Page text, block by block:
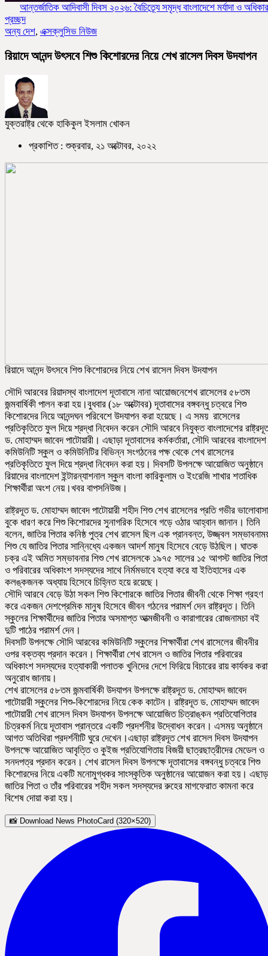
আদিবাসী দিবস ২০২৬: বৈচিত্র্যে সমৃদ্ধ বাংলাদেশে মর্যাদা ও অধিকার চাই
প্রচ্ছদ
অন্য দেশ, এক্সক্লুসিভ নিউজ
রিয়াদে আনন্দ উৎসবে শিশু কিশোরদের নিয়ে শেখ রাসেল দিবস উদযাপন
যুক্তরাষ্ট্র থেকে হাকিকুল ইসলাম খোকন
প্রকাশিত : শুক্রবার, ২১ অক্টোবর, ২০২২
রিয়াদে আনন্দ উৎসবে শিশু কিশোরদের নিয়ে শেখ রাসেল দিবস উদযাপন
সৌদি আরবের রিয়াদস্থ বাংলাদেশ দূতাবাসে নানা আয়োজনেশেখ রাসেলের ৫৮তম
জন্মবার্ষিকী পালন করা হয়।বুধবার (১৮ অক্টোবর) দূতাবাসের বঙ্গবন্ধু চত্বরে শিশু
কিশোরদের নিয়ে আনন্দঘন পরিবেশে উদযাপন করা হয়েছে। এ সময় রাসেলের
প্রতিকৃতিতে ফুল দিয়ে শ্রদ্ধা নিবেদন করেন সৌদি আরবে নিযুক্ত বাংলাদেশের
ড. মোহাম্মদ জাবেদ পাটোয়ারী। এছাড়া দূতাবাসের কর্মকর্তারা, সৌদি আরবের বাংলাদেশ
কমিউনিটি স্কুল ও কমিউনিটির বিভিন্ন সংগঠনের পক্ষ থেকে শেখ রাসেলের
প্রতিকৃতিতে ফুল দিয়ে শ্রদ্ধা নিবেদন করা হয়। দিবসটি উপলক্ষে আয়োজিত অনুষ্ঠানে
রিয়াদের বাংলাদেশ ইন্টারন্যাশনাল স্কুল বাংলা কারিকুলাম ও ইংরেজি শাখার শতাধিক
শিক্ষার্থীরা অংশ নেয়।খবর বাপসনিউজ।
রাষ্ট্রদূত ড. মোহাম্মদ জাবেদ পাটোয়ারী শহীদ শিশু শেখ রাসেলের প্রতি গভীর ভালোবাসা
বুকে ধারণ করে শিশু কিশোরদের সুনাগরিক হিসেবে গড়ে ওঠার আহ্বান জানান। তিনি
বলেন, জাতির পিতার কনিষ্ঠ পুত্র শেখ রাসেল ছিল এক প্রানবন্ত, উজ্জ্বল
শিশু যে জাতির পিতার সান্নিধ্যে একজন আদর্শ মানুষ হিসেবে বেড়ে উঠছিল। ঘাতক
চক্র এই অমিত সম্ভাবনার শিশু শেখ রাসেলকে ১৯৭৫ সালের ১৫ আগস্ট জাতির পিতা
ও পরিবারের অধিকাংশ সদস্যদের সাথে নির্মমভাবে হত্যা করে যা ইতিহাসের এক
কলঙ্কজনক অধ্যায় হিসেবে চিহ্নিত হয়ে রয়েছে।
সৌদি আরবে বেড়ে উঠা সকল শিশু কিশোরকে জাতির পিতার জীবনী থেকে শিক্ষা গ্রহণ
করে একজন দেশপ্রেমিক মানুষ হিসেবে জীবন গঠনের পরামর্শ দেন রাষ্ট্রদূত। তিনি
স্কুলের শিক্ষার্থীদের জাতির পিতার অসমাপ্ত আত্মজীবনী ও কারাগারের রোজনামচা বই
দুটি পাঠের পরামর্শ দেন।
দিবসটি উপলক্ষে সৌদি আরবের কমিউনিটি স্কুলের শিক্ষার্থীরা শেখ রাসেলের জীবনীর
ওপর বক্তব্য প্রদান করেন। শিক্ষার্থীরা শেখ রাসেল ও জাতির পিতার পরিবারের
অধিকাংশ সদস্যদের হত্যাকারী পলাতক খুনিদের দেশে ফিরিয়ে বিচারের রায় কার্যকর
অনুরোধ জানায়।
শেখ রাসেলের ৫৮তম জন্মবার্ষিকী উদযাপন উপলক্ষে রাষ্ট্রদূত ড. মোহাম্মদ জাবেদ
পাটোয়ারী স্কুলের শিশু-কিশোরদের নিয়ে কেক কাটেন। রাষ্ট্রদূত ড. মোহাম্মদ জাবেদ
পাটোয়ারী শেখ রাসেল দিবস উদযাপন উপলক্ষে আয়োজিত চিত্রাঙ্কন প্রতিযোগিতার
চিত্রকর্ম নিয়ে দূতাবাস প্রান্তরে একটি প্রদর্শনীর উদ্বোধন করেন। এসময় অনুষ্ঠানে
আগত অতিথিরা প্রদর্শনীটি ঘুরে দেখেন।এছাড়া রাষ্ট্রদূত শেখ রাসেল দিবস উদযাপন
উপলক্ষে আয়োজিত আবৃত্তি ও কুইজ প্রতিযোগিতায় বিজয়ী ছাত্রছাত্রীদের মেডেল ও
সনদপত্র প্রদান করেন। শেখ রাসেল দিবস উপলক্ষে দূতাবাসের বঙ্গবন্ধু চত্বরে শিশু
কিশোরদের নিয়ে একটি মনোমুগ্ধকর সাংস্কৃতিক অনুষ্ঠানের আয়োজন করা হয়।
জাতির পিতা ও তাঁর পরিবারের শহীদ সকল সদস্যদের রুহের মাগফেরাত কামনা করে
বিশেষ দোয়া করা হয়।
📸 Download News PhotoCard (320×520)